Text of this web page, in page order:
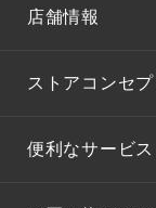
店舗情報
ストアコンセプ
便利なサービ